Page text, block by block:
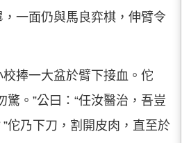
一面仍與馬良弈棋，伸臂令
捧一大盆於臂下接血。佗
驚。”公曰：“任汝醫治，吾豈
佗乃下刀，割開皮肉，直至於